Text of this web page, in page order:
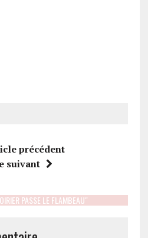
précédent
suivant
PASSE LE FLAMBEAU"